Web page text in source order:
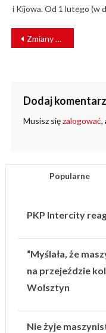
i Kijowa. Od 1 lutego (w
NAWIGACJA
WPISU
Zmiany w Zarządzie POLREGIO. Wiceprezes odwołany
Dodaj komentarz
Musisz sięzalogować,
Popularne
PKP Intercity
“Myślała, że
na przejeździe
Wolsztyn
Nie żyje